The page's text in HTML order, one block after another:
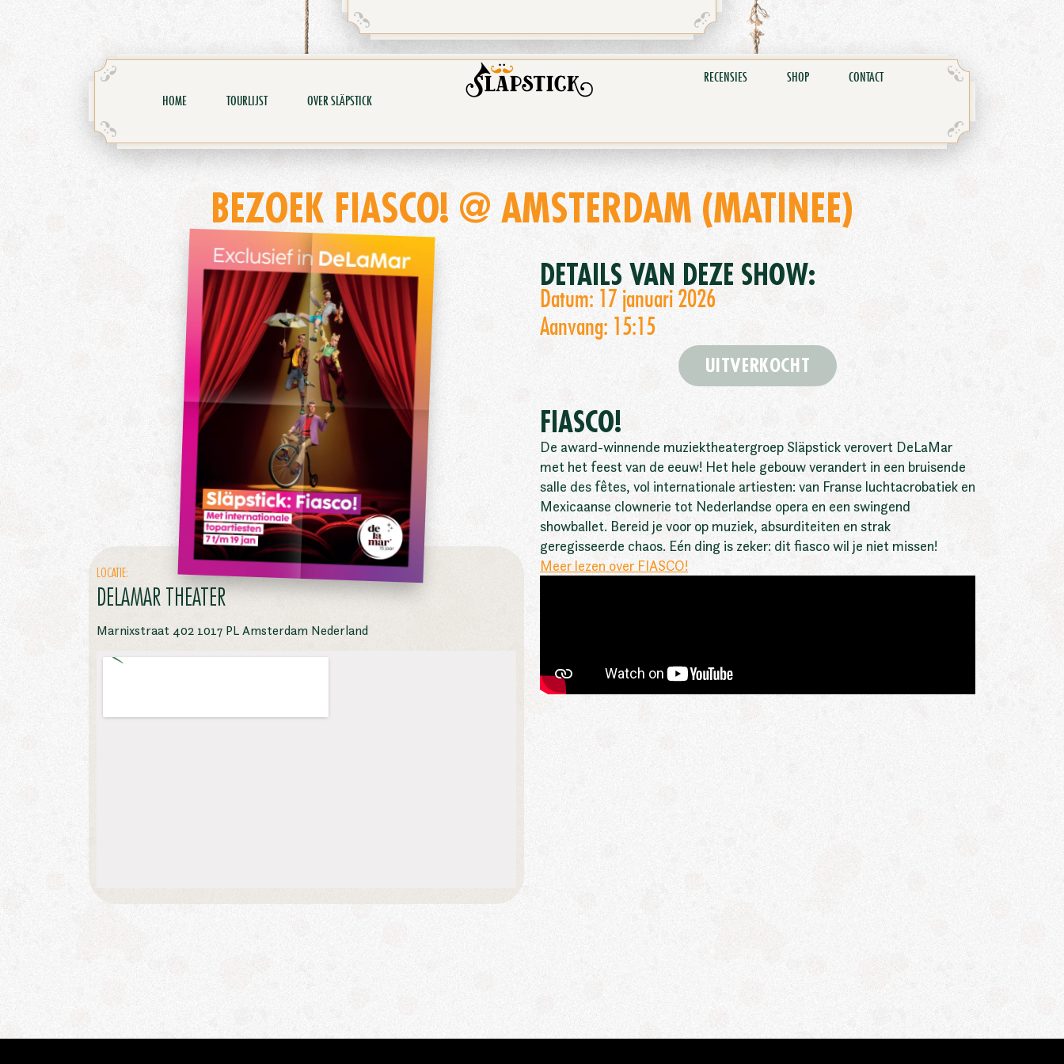
HOME TOURLIJST OVER SLÄPSTICK
RECENSIES SHOP CONTACT
BEZOEK FIASCO! @ AMSTERDAM (MATINEE)
DETAILS VAN DEZE SHOW:
Datum: 17 januari 2026
Aanvang: 15:15
UITVERKOCHT
FIASCO!
De award-winnende muziektheatergroep Släpstick verovert DeLaMar
met het feest van de eeuw! Het hele gebouw verandert in een bruisende
salle des fêtes, vol internationale artiesten: van Franse luchtacrobatiek en
Mexicaanse clownerie tot Nederlandse opera en een swingend
showballet. Bereid je voor op muziek, absurditeiten en strak
geregisseerde chaos. Eén ding is zeker: dit fiasco wil je niet missen!
Meer lezen over FIASCO!
LOCATIE:
DELAMAR THEATER
Marnixstraat 402 1017 PL Amsterdam Nederland